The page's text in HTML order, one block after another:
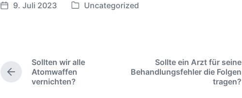
V
f
e
9. Juli 2023
V
f
e
Uncategorized
V
o
Sollten wir alle
Atomwaffen
vernichten?
Sollte ein Arzt für seine
Behandlungsfehler die Folgen
tragen?